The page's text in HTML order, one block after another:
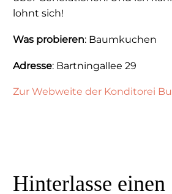
lohnt sich!
Was probieren: Baumkuchen
Adresse: Bartningallee 29
Zur Webweite der Konditorei
Hinterlasse einen